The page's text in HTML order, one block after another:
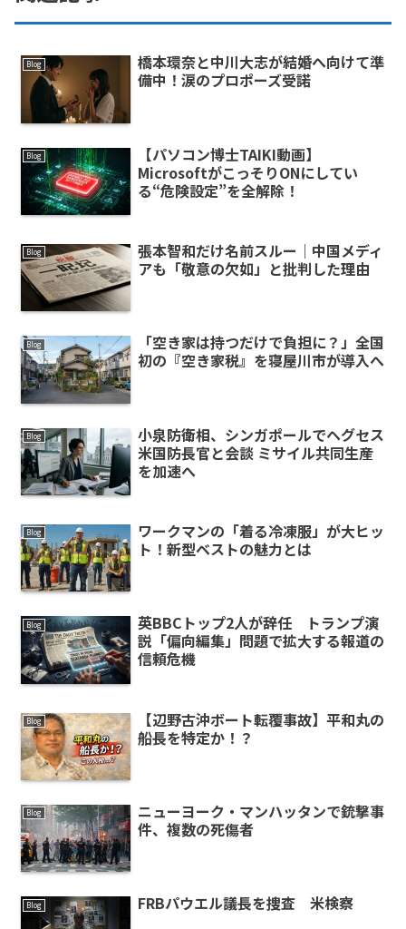
Blog
橋本環奈と中川大志が結婚へ向けて準
備中！涙のプロポーズ受諾
Blog
【パソコン博士TAIKI動画】
MicrosoftがこっそりONにしてい
る“危険設定”を全解除！
Blog
張本智和だけ名前スルー｜中国メディ
アも「敬意の欠如」と批判した理由
Blog
「空き家は持つだけで負担に？」全国
初の『空き家税』を寝屋川市が導入へ
Blog
小泉防衛相、シンガポールでヘグセス
米国防長官と会談 ミサイル共同生産
を加速へ
Blog
ワークマンの「着る冷凍服」が大ヒッ
ト！新型ベストの魅力とは
Blog
英BBCトップ2人が辞任 トランプ演
説「偏向編集」問題で拡大する報道の
信頼危機
Blog
【辺野古沖ボート転覆事故】平和丸の
船長を特定か！？
Blog
ニューヨーク・マンハッタンで銃撃事
件、複数の死傷者
Blog FRBパウエル議長を捜査 米検察